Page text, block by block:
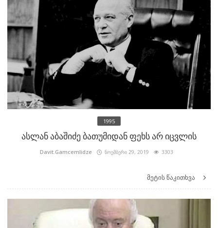
1995
ასლან აბაშიძე ბათუმიდან ფეხს არ იცვლის
Davit.Gamcemlidze ნოემბერი 29, 2019 3303
მეტის წაკითხვა